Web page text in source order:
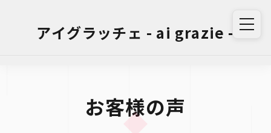
アイグラッチェ - ai grazie -
お客様の声